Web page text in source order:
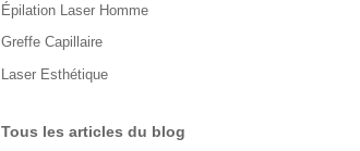
Épilation Laser Homme
Greffe Capillaire
Laser Esthétique
Tous les articles du blog